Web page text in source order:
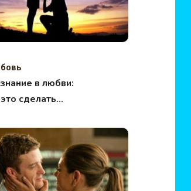
в любви:
сделать